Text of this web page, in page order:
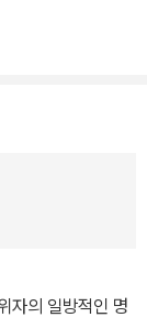
자의 일방적인 명